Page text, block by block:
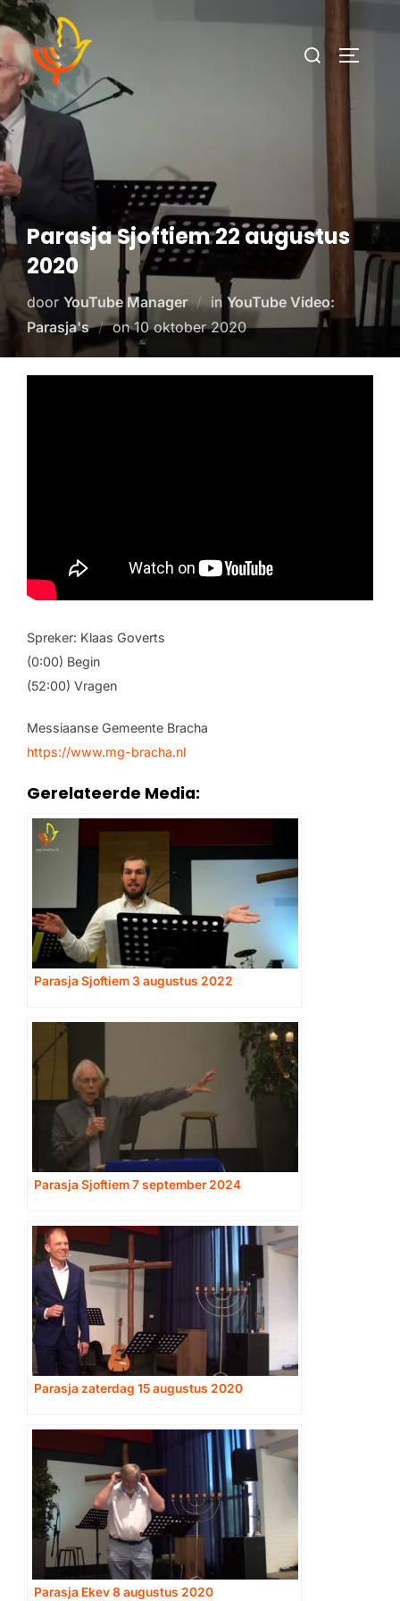
Parasja Sjoftiem 22 augustus
2020
door YouTube Manager in YouTube Video:
Parasja's
on10 oktober 2020
Spreker: Klaas Goverts
(0:00) Begin
(52:00) Vragen
Messiaanse Gemeente Bracha
https://www.mg-bracha.nl
Gerelateerde Media:
Parasja Sjoftiem 3 augustus 2022
Parasja Sjoftiem 7 september 2024
Parasja zaterdag 15 augustus 2020
Parasja Ekev 8 augustus 2020